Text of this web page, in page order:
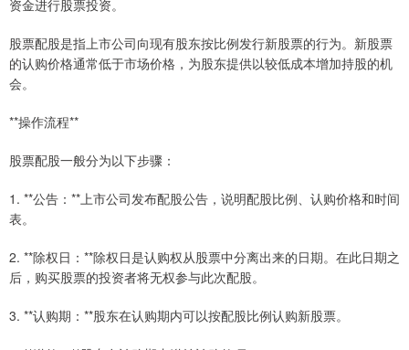
资金进行股票投资。
股票配股是指上市公司向现有股东按比例发行新股票的行为。新股票
的认购价格通常低于市场价格，为股东提供以较低成本增加持股的机
会。
**操作流程**
股票配股一般分为以下步骤：
1. **公告：**上市公司发布配股公告，说明配股比例、认购价格和时间
表。
2. **除权日：**除权日是认购权从股票中分离出来的日期。在此日期之
后，购买股票的投资者将无权参与此次配股。
3. **认购期：**股东在认购期内可以按配股比例认购新股票。